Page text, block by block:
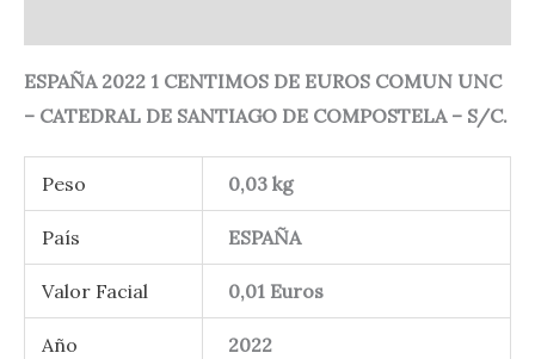
ESPAÑA 2022 1 CENTIMOS DE EUROS COMUN UNC
– CATEDRAL DE SANTIAGO DE COMPOSTELA – S/C.
Peso 0,03 kg
País ESPAÑA
Valor Facial 0,01 Euros
Año 2022